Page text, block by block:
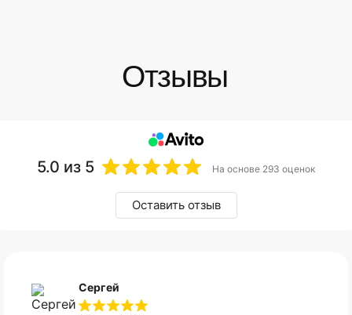
5.0 из 5 На основе 293 оценок
Оставить отзыв
Сергей